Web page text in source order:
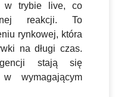
w trybie live, co
reakcji. To
rynkowej, która
na długi czas.
stają się
wymagającym